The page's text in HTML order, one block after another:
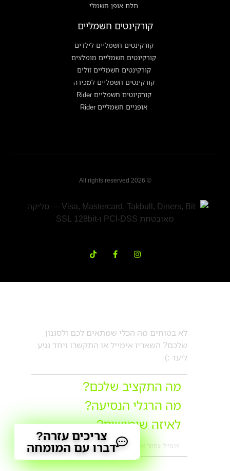
תלת אופן חשמלי
קורקינטים חשמליים
קורקינטים חשמליים לילדים
קורקינטים חשמליים מומלצים
קורקינטים חשמליים זולים
קורקינטים חשמליים למכירה
קורקינטים חשמליים Rider
אופניים חשמליים Rider
© 2026 All rights reserved
צריכים עזרה?
דברו עם המומחה
לא בטוחים מה הכלי שמתאים לכם ולסגנון
שלכם? השאריו אימייל או התקשרו ויחד נגיע
ליעד :)
מה התקציב שלכם?
מה הרגלי הנסיעה?
לאיזה שימושים?